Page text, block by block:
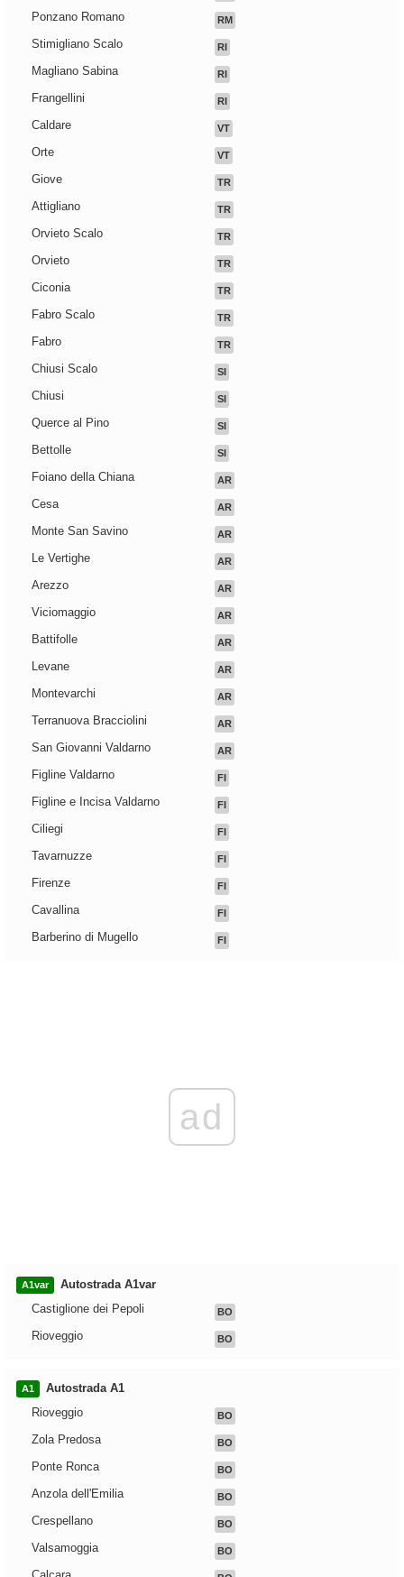
Ponzano Romano RM
Stimigliano Scalo RI
Magliano Sabina RI
Frangellini RI
Caldare VT
Orte VT
Giove TR
Attigliano TR
Orvieto Scalo TR
Orvieto TR
Ciconia TR
Fabro Scalo TR
Fabro TR
Chiusi Scalo SI
Chiusi SI
Querce al Pino SI
Bettolle SI
Foiano della Chiana AR
Cesa AR
Monte San Savino AR
Le Vertighe AR
Arezzo AR
Viciomaggio AR
Battifolle AR
Levane AR
Montevarchi AR
Terranuova Bracciolini AR
San Giovanni Valdarno AR
Figline Valdarno FI
Figline e Incisa Valdarno FI
Ciliegi FI
Tavarnuzze FI
Firenze FI
Cavallina FI
Barberino di Mugello FI
ad
A1var
Autostrada A1var
Castiglione dei Pepoli
BO
Rioveggio BO
A1
Autostrada A1
Rioveggio
BO
Zola Predosa BO
Ponte Ronca BO
Anzola dell'Emilia BO
Crespellano BO
Valsamoggia BO